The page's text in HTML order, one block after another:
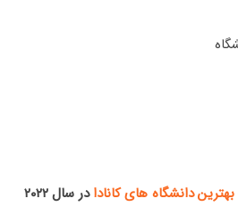
دانشگاه های کانادادر سال ۲۰۲۲